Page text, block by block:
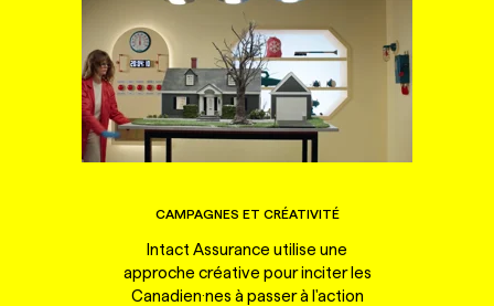
CAMPAGNES ET CRÉATIVITÉ
Intact Assurance utilise une
approche créative pour inciter les
Canadien·nes à passer à l'action